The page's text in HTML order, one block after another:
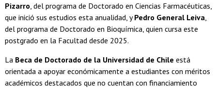
Pizarro , del programa de Doctorado en Ciencias Farmacéuticas,
que inició sus estudios esta anualidad, yPedro General Leiva
del programa de Doctorado en Bioquímica, quien cursa este
postgrado en la Facultad desde 2025.
La Beca de Doctorado de la Universidad de Chile está
orientada a apoyar económicamente a estudiantes con méritos
académicos destacados que no cuentan con financiamiento